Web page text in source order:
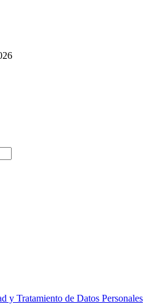
y Tratamiento de Datos Personales